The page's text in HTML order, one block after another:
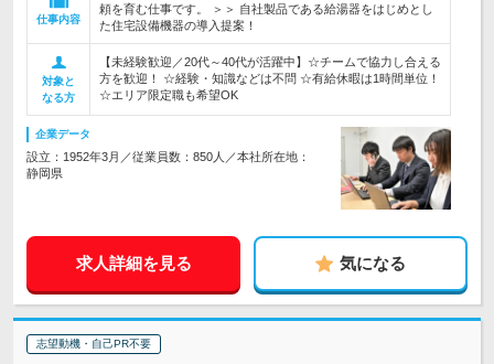
仕事内容
頼を育む仕事です。 ＞＞ 自社製品である給湯器をはじめとし
た住宅設備機器の導入提案！
対象と
なる方
【未経験歓迎／20代～40代が活躍中】☆チームで協力し合える
方を歓迎！ ☆経験・知識などは不問 ☆有給休暇は1時間単位！
☆エリア限定職も希望OK
企業データ
設立：1952年3月／従業員数：850人／本社所在地：
静岡県
求人詳細を見る 気になる
志望動機・自己PR不要